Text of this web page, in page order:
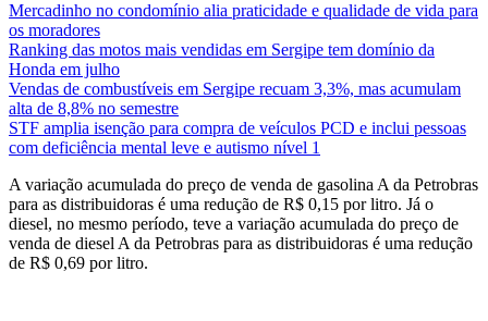
Mercadinho no condomínio alia praticidade e qualidade de vida para
os moradores
Ranking das motos mais vendidas em Sergipe tem domínio da
Honda em julho
Vendas de combustíveis em Sergipe recuam 3,3%, mas acumulam
alta de 8,8% no semestre
STF amplia isenção para compra de veículos PCD e inclui pessoas
com deficiência mental leve e autismo nível 1
A variação acumulada do preço de venda de gasolina A da Petrobras
para as distribuidoras é uma redução de R$ 0,15 por litro. Já o
diesel, no mesmo período, teve a variação acumulada do preço de
venda de diesel A da Petrobras para as distribuidoras é uma redução
de R$ 0,69 por litro.